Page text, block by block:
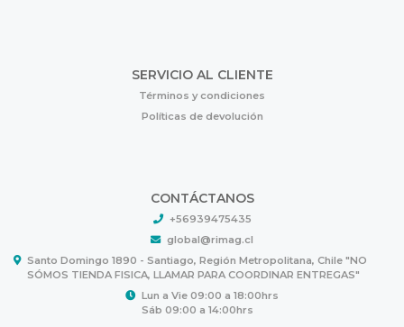
SERVICIO AL CLIENTE
Términos y condiciones
Políticas de devolución
CONTÁCTANOS
+56939475435
global@rimag.cl
Santo Domingo 1890 - Santiago, Región Metropolitana, Chile "NO
SÓMOS TIENDA FISICA, LLAMAR PARA COORDINAR ENTREGAS"
Lun a Vie 09:00 a 18:00hrs
Sáb 09:00 a 14:00hrs